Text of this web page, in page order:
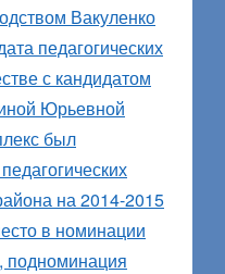
Вакуленко
педагогических
с кандидатом
Юрьевной
был
на 2014-2015
в номинации
подноминация